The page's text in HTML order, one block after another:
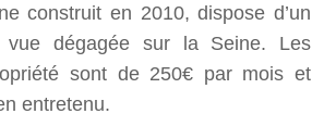
construit en 2010, dispose d’un
vue dégagée sur la Seine. Les
sont de 250€ par mois et
entretenu.